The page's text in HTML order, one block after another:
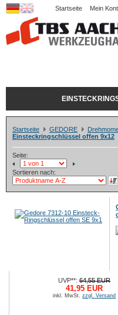
Startseite Mein
Startseite GEDORE
Einsteckringschlüssel offen 9x12
Seite:
Sortieren nach:
UVP**:64,55 EUR
41,95 EUR
inkl. MwSt.zzgl. Versand